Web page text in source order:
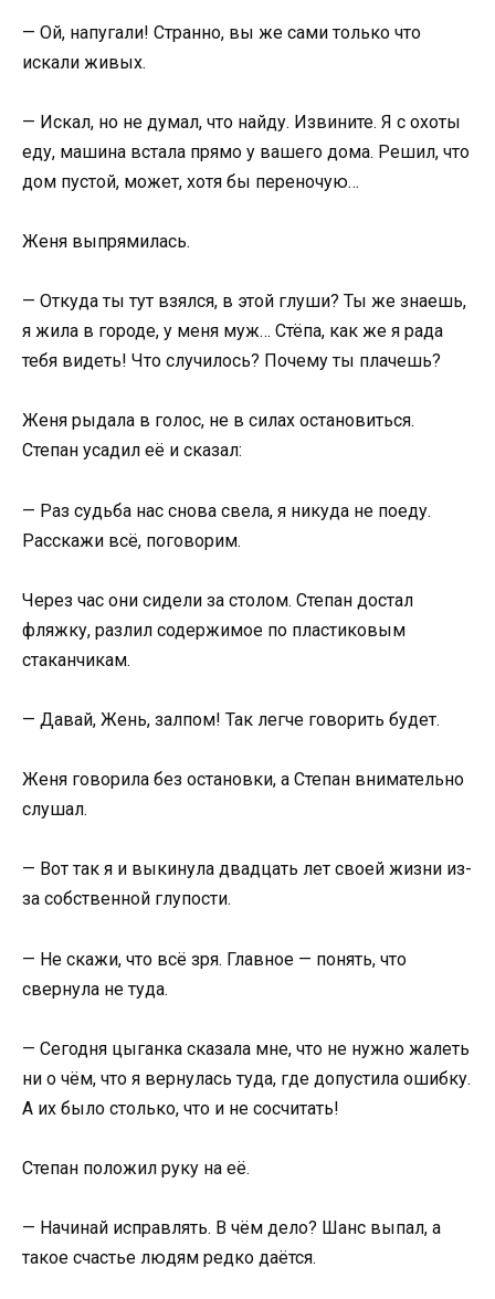
— Ой, напугали! Странно, вы же сами только что
искали живых.
— Искал, но не думал, что найду. Извините. Я с охоты
еду, машина встала прямо у вашего дома. Решил, что
дом пустой, может, хотя бы переночую…
Женя выпрямилась.
— Откуда ты тут взялся, в этой глуши? Ты же знаешь,
я жила в городе, у меня муж… Стёпа, как же я рада
тебя видеть! Что случилось? Почему ты плачешь?
Женя рыдала в голос, не в силах остановиться.
Степан усадил её и сказал:
— Раз судьба нас снова свела, я никуда не поеду.
Расскажи всё, поговорим.
Через час они сидели за столом. Степан достал
фляжку, разлил содержимое по пластиковым
стаканчикам.
— Давай, Жень, залпом! Так легче говорить будет.
Женя говорила без остановки, а Степан внимательно
слушал.
— Вот так я и выкинула двадцать лет своей жизни из-
за собственной глупости.
— Не скажи, что всё зря. Главное — понять, что
свернула не туда.
— Сегодня цыганка сказала мне, что не нужно жалеть
ни о чём, что я вернулась туда, где допустила ошибку.
А их было столько, что и не сосчитать!
Степан положил руку на её.
— Начинай исправлять. В чём дело? Шанс выпал, а
такое счастье людям редко даётся.